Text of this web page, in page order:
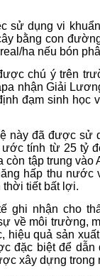
sử dụng vi
bằng con
ha nếu bón
chú ý trên
nhận Giải
đạm sinh học
này đã được sử
tính từ 25 tỷ
còn tập trung vào
hấp thu
tiết bất lợi.
ghi nhận cho
về môi trường,
hiệu quả sản
đặc biệt để
xây dựng trong